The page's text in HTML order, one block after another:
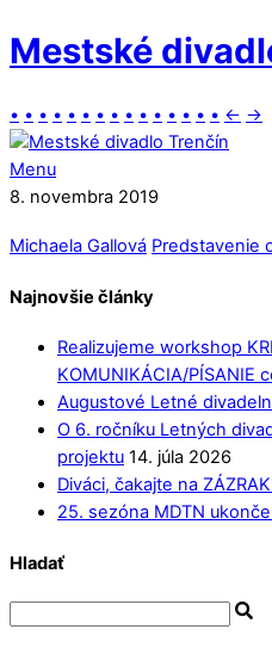
Mestské
• • • • • • • • • • • • • • • ← →
Menu
8. novembra 2019
Michaela Gallová Predstavenie
Najnovšie články
Realizujeme workshop
KOMUNIKÁCIA/PÍSANIE
Augustové Letné
O 6. ročníku Letných
projektu 14. júla 2026
Diváci, čakajte na
25. sezóna MDTN
Hladať